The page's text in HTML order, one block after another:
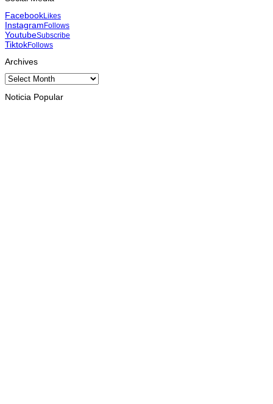
FacebookLikes
InstagramFollows
YoutubeSubscribe
TiktokFollows
Archives
Archives
Noticia Popular